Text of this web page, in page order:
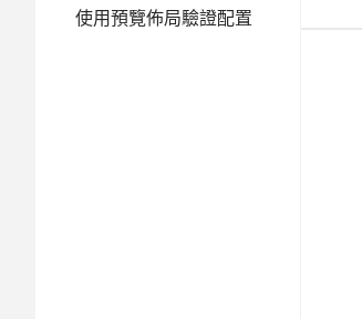
使用預覽佈局驗證配置